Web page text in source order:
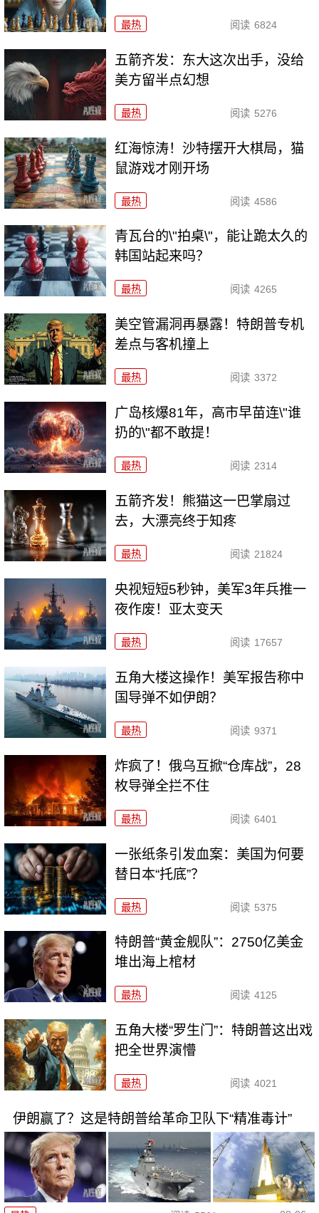
最热 阅读 6824
五箭齐发：东大这次出手，没给
美方留半点幻想
最热 阅读 5276
红海惊涛！沙特摆开大棋局，猫
鼠游戏才刚开场
最热 阅读 4586
青瓦台的\"拍桌\"，能让跪太久的
韩国站起来吗？
最热 阅读 4265
美空管漏洞再暴露！特朗普专机
差点与客机撞上
最热 阅读 3372
广岛核爆81年，高市早苗连\"谁
扔的\"都不敢提！
最热 阅读 2314
五箭齐发！熊猫这一巴掌扇过
去，大漂亮终于知疼
最热 阅读 21824
央视短短5秒钟，美军3年兵推一
夜作废！亚太变天
最热 阅读 17657
五角大楼这操作！美军报告称中
国导弹不如伊朗？
最热 阅读 9371
炸疯了！俄乌互掀“仓库战”，28
枚导弹全拦不住
最热 阅读 6401
一张纸条引发血案：美国为何要
替日本“托底”？
最热 阅读 5375
特朗普“黄金舰队”：2750亿美金
堆出海上棺材
最热 阅读 4125
五角大楼“罗生门”：特朗普这出戏
把全世界演懵
最热 阅读 4021
伊朗赢了？这是特朗普给革命卫队下“精准毒计”